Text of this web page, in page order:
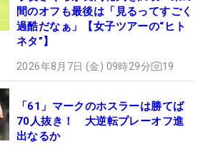
間のオフも最後は「見るってすごく
過酷だなぁ」【女子ツアーの“ヒト
ネタ”】
2026年8月7日 (金) 09時29分 19
「61」マークのホスラーは勝てば
70人抜き！ 大逆転プレーオフ進
出なるか